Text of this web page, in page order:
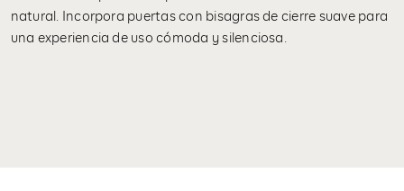
natural. Incorpora puertas con bisagras de cierre suave para
una experiencia de uso cómoda y silenciosa.